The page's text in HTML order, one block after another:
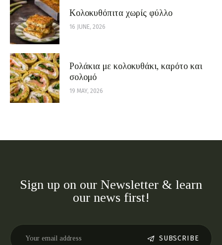
Κολοκυθόπιτα χωρίς φύλλο
16 JUNE, 2026
Ρολάκια με κολοκυθάκι, καρότο και
σολομό
19 MAY, 2026
Sign up on our Newsletter & learn
our news first!
SUBSCRIBE